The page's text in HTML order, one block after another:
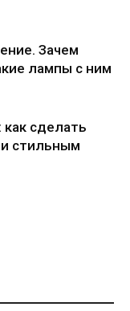
Зачем
лампы с ним
сделать
стильным